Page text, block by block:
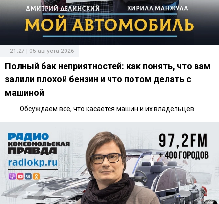
21:27 | 05 августа 2026
Полный бак неприятностей: как понять, что вам
залили плохой бензин и что потом делать с
машиной
Обсуждаем всё, что касается машин и их владельцев.